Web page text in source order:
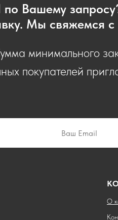
Вашему
Мы свяжемся
минимального
покупателей
О